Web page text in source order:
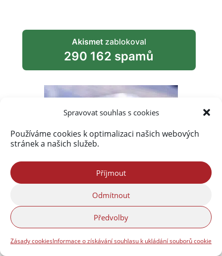
Spravovat souhlas s cookies
Používáme cookies k optimalizaci našich webových
stránek a našich služeb.
Příjmout
Odmítnout
Předvolby
Zásady cookiesInformace o získávání souhlasu k ukládání souborů cookie
Akismetzablokoval
290 162 spamů